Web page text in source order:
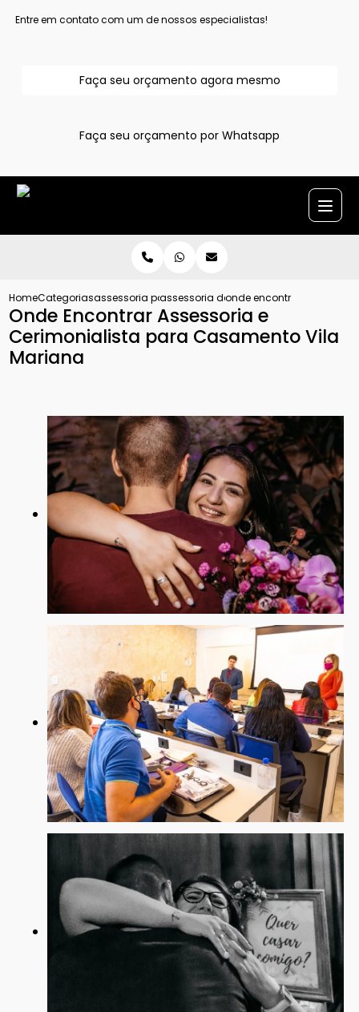
Entre em contato com um de nossos especialistas!
Faça seu orçamento agora mesmo
Faça seu orçamento por Whatsapp
HomeCategoriasassessoria para casamentos
assessoria de casamento completa
onde encontrar
Onde Encontrar Assessoria e
Cerimonialista para Casamento Vila
Mariana